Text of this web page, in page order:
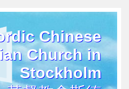
Chinese
Church in
Stockholm